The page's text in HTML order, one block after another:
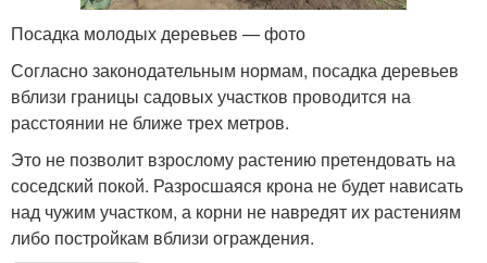
Посадка молодых деревьев — фото
Согласно законодательным нормам, посадка деревьев
вблизи границы садовых участков проводится на
расстоянии не ближе трех метров.
Это не позволит взрослому растению претендовать на
соседский покой. Разросшаяся крона не будет нависать
над чужим участком, а корни не навредят их растениям
либо постройкам вблизи ограждения.